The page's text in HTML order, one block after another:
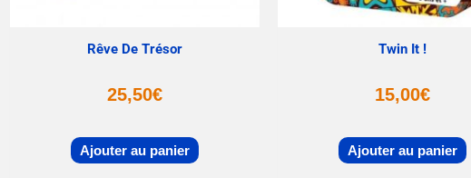
Rêve De Trésor
25,50€
Ajouter au panier
Twin It !
15,00€
Ajouter au panier